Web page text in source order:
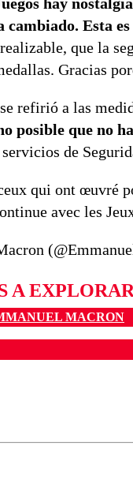
cambiado. Esta
que la
Gracias
refirió a las
posible que no
de
qui ont œuvré
avec les
A
MACRON